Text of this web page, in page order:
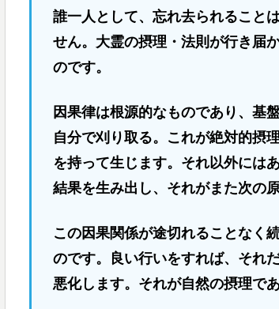
誰一人として、忘れ去られること
せん。大霊の摂理・法則が行き届
のです。
因果律は根源的なものであり、基
自分で刈り取る。これが絶対的摂
を持って生じます。それ以外には
結果を生み出し、それがまた次の原
この因果関係が途切れることなく
のです。良い行いをすれば、それ
悪化します。それが自然の摂理で